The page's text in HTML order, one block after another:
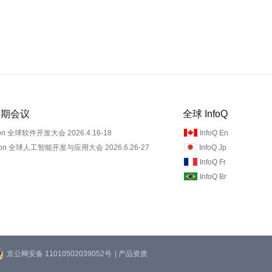
会议
全球软件开发大会 2026.4.16-18
全球人工智能开发与应用大会 2026.6.26-27
全球 InfoQ
InfoQ En
InfoQ Jp
InfoQ Fr
InfoQ Br
京公网安备 11010502039052号 | 产品资质